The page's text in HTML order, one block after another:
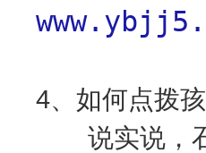
4、如何点拨孩
说实说，石